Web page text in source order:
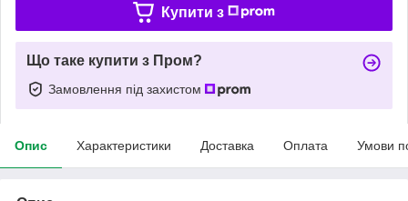
Купити з
Що таке купити з Пром?
Замовлення під захистом
Опис Характеристики Доставка Оплата Умови